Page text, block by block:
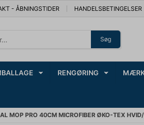
- ÅBNINGSTIDER HANDELSBETINGELSER
Søg
RENGØRING
MOP PRO 40CM MICROFIBER ØKO-TEX